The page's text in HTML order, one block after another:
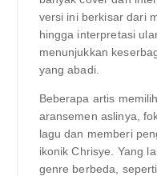
versi ini berkisar dari
hingga interpretasi
menunjukkan
yang abadi.
Beberapa artis
aransemen aslinya,
lagu dan memberi
ikonik Chrisye. Yang
genre berbeda,